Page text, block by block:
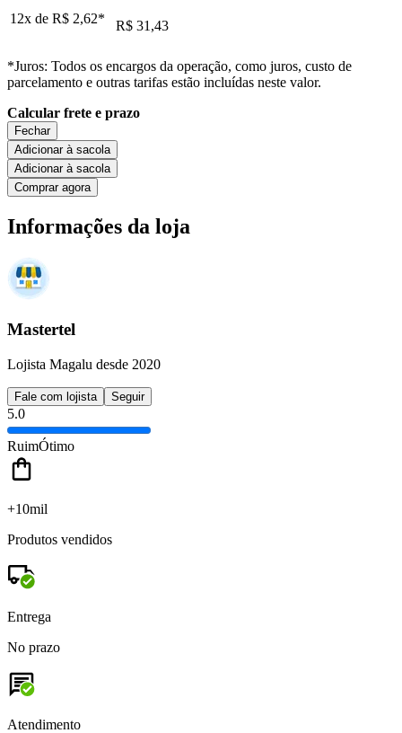
12x de R$ 2,62* R$ 31,43
*Juros: Todos os encargos da operação, como juros, custo de
parcelamento e outras tarifas estão incluídas neste valor.
Calcular frete e prazo
Fechar
Adicionar à sacola
Adicionar à sacola
Comprar agora
Informações da loja
Mastertel
Lojista Magalu desde 2020
Fale com lojista Seguir
5.0
RuimÓtimo
+10mil
Produtos vendidos
Entrega
No prazo
Atendimento